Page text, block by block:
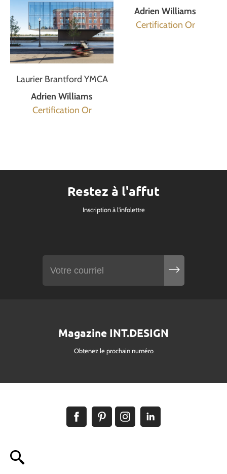
Laurier Brantford YMCA
Adrien Williams
Certification Or
Adrien Williams
Certification Or
Restez à l'affut
Inscription à l'infolettre
Magazine INT.DESIGN
Obtenez le prochain numéro